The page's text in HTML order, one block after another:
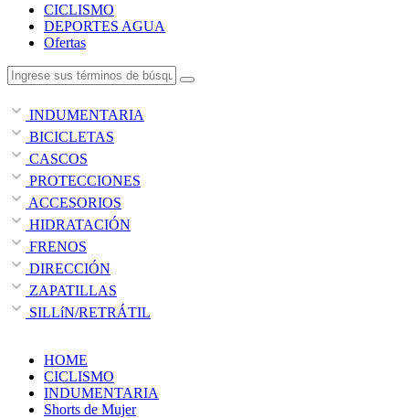
CICLISMO
DEPORTES AGUA
Ofertas
INDUMENTARIA
BICICLETAS
CASCOS
PROTECCIONES
ACCESORIOS
HIDRATACIÓN
FRENOS
DIRECCIÓN
ZAPATILLAS
SILLíN/RETRÁTIL
HOME
CICLISMO
INDUMENTARIA
Shorts de Mujer